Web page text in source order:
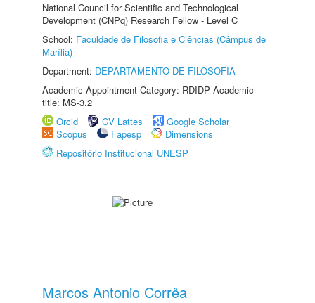
National Council for Scientific and Technological
Development (CNPq) Research Fellow - Level C
School: Faculdade de Filosofia e Ciências (Câmpus de
Marília)
Department: DEPARTAMENTO DE FILOSOFIA
Academic Appointment Category: RDIDP Academic
title: MS-3.2
Orcid
CV Lattes
Google Scholar
Scopus
Fapesp
Dimensions
Repositório Institucional UNESP
Marcos Antonio Corrêa